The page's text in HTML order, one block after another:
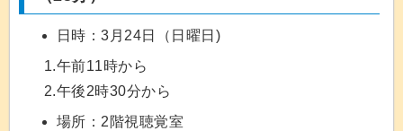
日時：3月24日（日曜日)
1.午前11時から
2.午後2時30分から
場所：2階視聴覚室